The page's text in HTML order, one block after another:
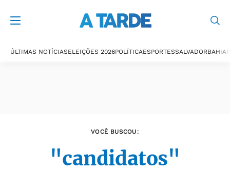
ÚLTIMAS NOTÍCIASELEIÇÕES 2026POLÍTICAESPORTESSALVADORBAHIA
VOCÊ BUSCOU:
"candidatos"